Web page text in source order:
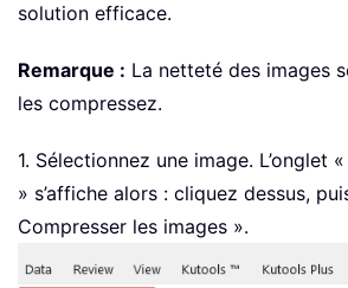
solution efficace.
Remarque : La netteté des images
les compressez.
1. Sélectionnez une image. L’onglet
» s’affiche alors : cliquez dessus,
Compresser les images ».